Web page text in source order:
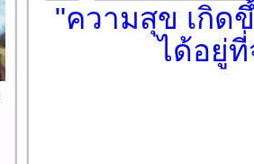
"ความสุข เกิด
ได้อยู่